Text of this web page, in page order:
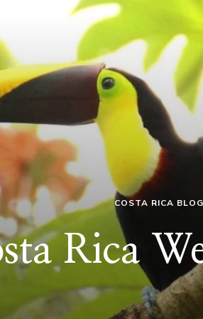
COSTA RICA BLOG
Rica